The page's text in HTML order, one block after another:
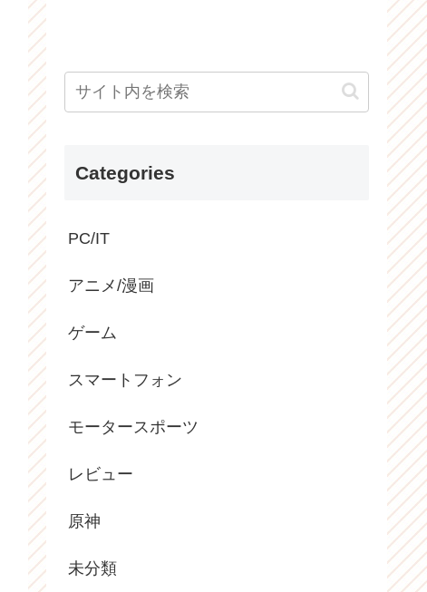
Categories
PC/IT
アニメ/漫画
ゲーム
スマートフォン
モータースポーツ
レビュー
原神
未分類